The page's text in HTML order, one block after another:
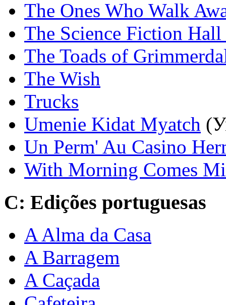
The Ones Who Walk
The Science Fiction Hall
The Toads of
The Wish
Trucks
Umenie Kidat Myatch
Un Perm' Au Casino
With Morning Comes
C: Edições portuguesas
A Alma da Casa
A Barragem
A Caçada